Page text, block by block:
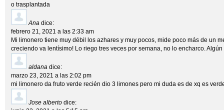
o trasplantada
Ana dice:
febrero 21, 2021 a las 2:33 am
Mi limonero tiene muy débil los azhares y muy pocos, mide poco más de un
creciendo va lentísimo! Lo riego tres veces por semana, no lo encharco.
aldana dice:
marzo 23, 2021 a las 2:02 pm
mi limonero da fruto verde recién dio 3 limones pero mi duda es de xq es
Jose alberto dice: